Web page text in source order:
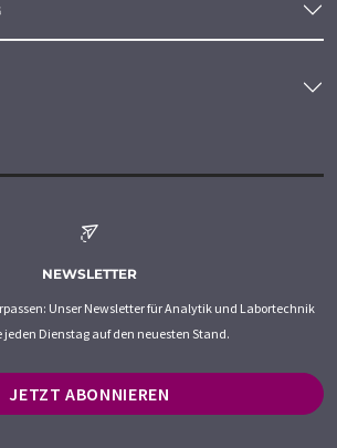
NEWSLETTER
Unser Newsletter für Analytik und Labortechnik
jeden Dienstag auf den neuesten Stand.
JETZT ABONNIEREN